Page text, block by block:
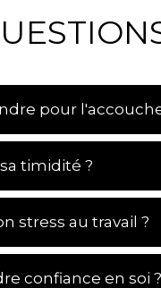
pour
timidité ?
stress au travail ?
confiance en soi ?